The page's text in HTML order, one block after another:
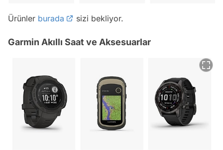
Ürünler burada sizi bekliyor.
Garmin Akıllı Saat ve Aksesuarlar